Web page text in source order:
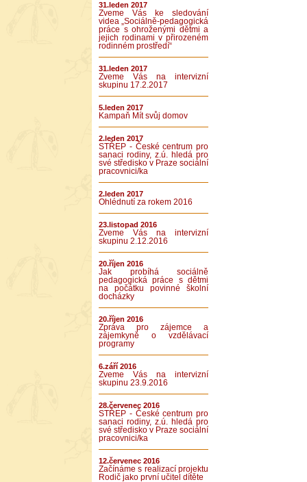
31.leden 2017
Zveme Vás ke sledování
videa „Sociálně-pedagogická
práce s ohroženými dětmi a
jejich rodinami v přirozeném
rodinném prostředí“
31.leden 2017
Zveme Vás na intervizní
skupinu 17.2.2017
5.leden 2017
Kampaň Mít svůj domov
2.leden 2017
STŘEP - České centrum pro
sanaci rodiny, z.ú. hledá pro
své středisko v Praze sociální
pracovnici/ka
2.leden 2017
Ohlédnutí za rokem 2016
23.listopad 2016
Zveme Vás na intervizní
skupinu 2.12.2016
20.říjen 2016
Jak probíhá sociálně
pedagogická práce s dětmi
na počátku povinné školní
docházky
20.říjen 2016
Zpráva pro zájemce a
zájemkyně o vzdělávací
programy
6.září 2016
Zveme Vás na intervizní
skupinu 23.9.2016
28.červenec 2016
STŘEP - České centrum pro
sanaci rodiny, z.ú. hledá pro
své středisko v Praze sociální
pracovnici/ka
12.červenec 2016
Začínáme s realizací projektu
Rodič jako první učitel dítěte